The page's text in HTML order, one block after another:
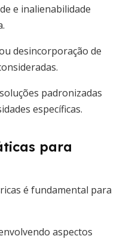
e inalienabilidade
desincorporação de
padronizadas
específicas.
para
é fundamental para
aspectos